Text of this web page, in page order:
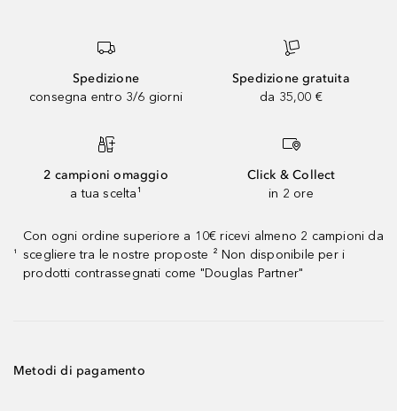
Spedizione
consegna entro 3/6 giorni
Spedizione gratuita
da 35,00 €
2 campioni omaggio
a tua scelta¹
Click & Collect
in 2 ore
¹
Con ogni ordine superiore a 10€ ricevi almeno 2 campioni da
scegliere tra le nostre proposte ² Non disponibile per i
prodotti contrassegnati come "Douglas Partner"
Metodi di pagamento